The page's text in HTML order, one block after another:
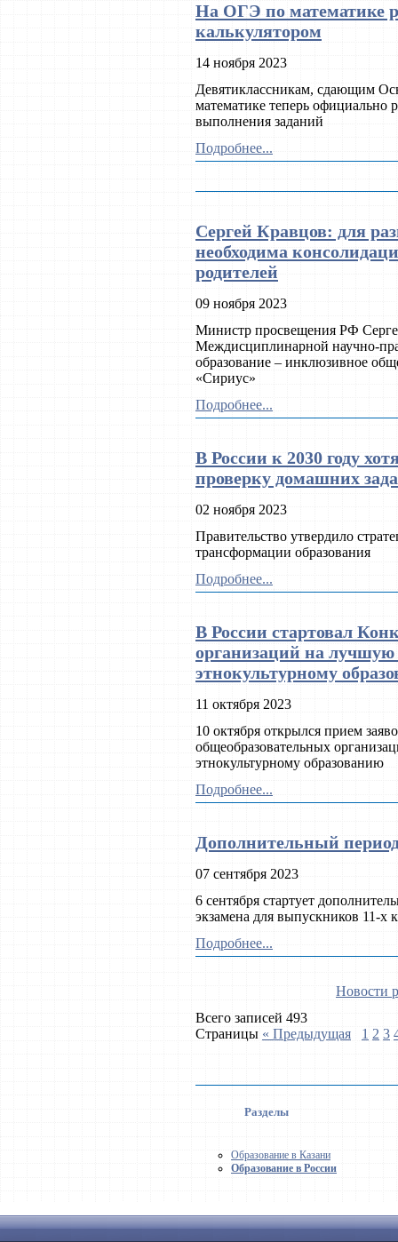
На ОГЭ по математике
калькулятором
14 ноября 2023
Девятиклассникам, сдающим
математике теперь официально
выполнения заданий
Подробнее...
Сергей Кравцов: для
необходима
родителей
09 ноября 2023
Министр просвещения РФ
Междисциплинарной научно-
образование – инклюзивное
«Сириус»
Подробнее...
В России к 2030 году
проверку домашних
02 ноября 2023
Правительство утвердило
трансформации образования
Подробнее...
В России стартовал
организаций на
этнокультурному
11 октября 2023
10 октября открылся прием
общеобразовательных
этнокультурному образованию
Подробнее...
Дополнительный
07 сентября 2023
6 сентября стартует
экзамена для выпускников 11-х
Подробнее...
Новости
Всего записей 493
Страницы « Предыдущая 1 2 3
Разделы
Образование в Казани
Образование в России